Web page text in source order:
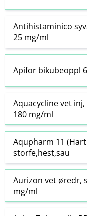
Antihistaminico
25 mg/ml
Apifor bikubeoppl
Aquacycline vet
180 mg/ml
Aqupharm 11
storfe,hest,sau
Aurizon vet øredr,
mg/ml